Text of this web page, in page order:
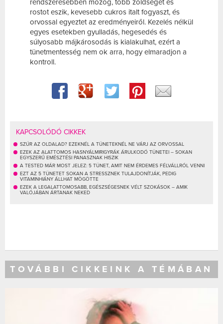
rendszeresebben mozog, több zöldséget és
rostot eszik, kevesebb cukros italt fogyaszt, és
orvossal egyeztet az eredményeiről. Kezelés nélkül
egyes esetekben gyulladás, hegesedés és
súlyosabb májkárosodás is kialakulhat, ezért a
tünetmentesség nem ok arra, hogy elmaradjon a
kontroll.
KAPCSOLÓDÓ CIKKEK
SZÚR AZ OLDALAD? EZEKNÉL A TÜNETEKNÉL NE VÁRJ AZ ORVOSSAL
EZEK AZ ALATTOMOS HASNYÁLMIRIGYRÁK ÁRULKODÓ TÜNETEI – SOKAN
EGYSZERŰ EMÉSZTÉSI PANASZNAK HISZIK
A TESTED MÁR MOST JELEZ: 5 TÜNET, AMIT NEM ÉRDEMES FÉLVÁLLRÓL VENNI
EZT AZ 5 TÜNETET SOKAN A STRESSZNEK TULAJDONÍTJÁK, PEDIG
VITAMINHIÁNY ÁLLHAT MÖGÖTTE
EZEK A LEGALATTOMOSABB, EGÉSZSÉGESNEK VÉLT SZOKÁSOK – AMIK
VALÓJÁBAN ÁRTANAK NEKED
TOVÁBBI CIKKEINK A TÉMÁBAN